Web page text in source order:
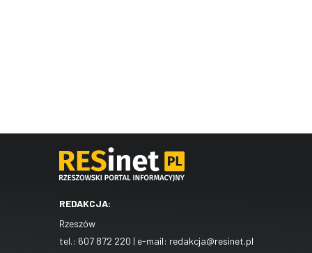
REDAKCJA:
Rzeszów
tel.: 607 872 220 | e-mail: redakcja@resinet.pl